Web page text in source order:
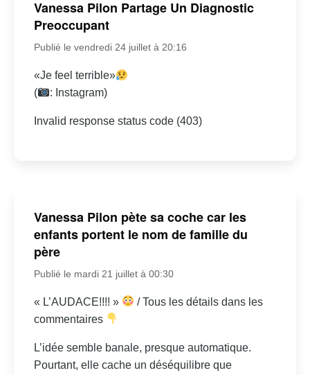
Vanessa Pilon Partage Un Diagnostic
Preoccupant
Publié le vendredi 24 juillet à 20:16
«Je feel terrible»
(
: Instagram)
Invalid response status code (403)
Vanessa Pilon pète sa coche car les
enfants portent le nom de famille du
père
Publié le mardi 21 juillet à 00:30
« L’AUDACE!!!! »
/ Tous les détails dans les
commentaires
L’idée semble banale, presque automatique.
Pourtant, elle cache un déséquilibre que